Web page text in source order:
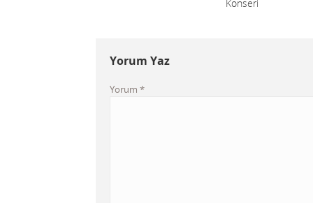
Konseri
Yorum Yaz
Yorum *